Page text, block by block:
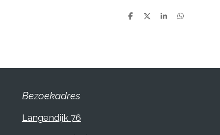
D
D
S
D
Bezoekadres
Langendijk 76